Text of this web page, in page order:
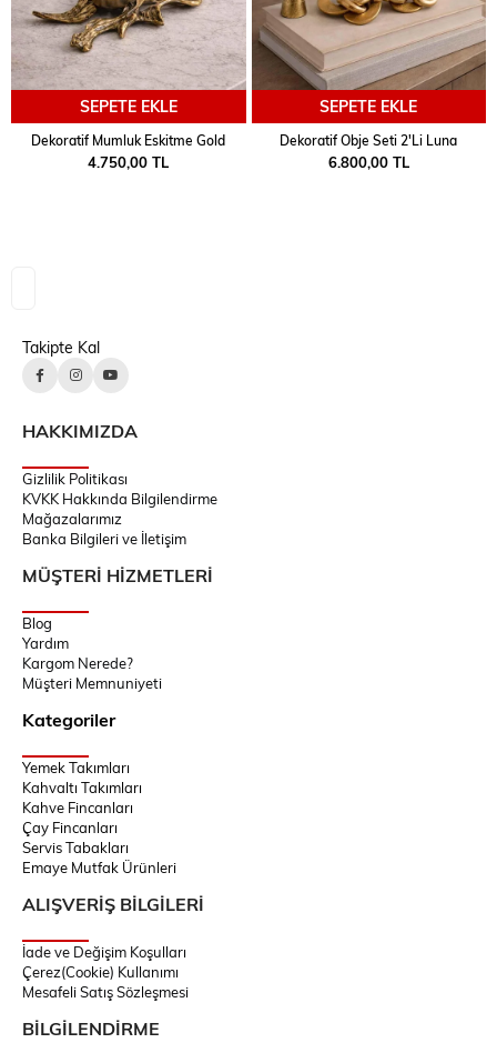
SEPETE EKLE
Dekoratif Mumluk Eskitme Gold
4.750,00 TL
SEPETE EKLE
Dekoratif Obje Seti 2'Li Luna
6.800,00 TL
Takipte Kal
HAKKIMIZDA
Gizlilik Politikası
KVKK Hakkında Bilgilendirme
Mağazalarımız
Banka Bilgileri ve İletişim
MÜŞTERİ HİZMETLERİ
Blog
Yardım
Kargom Nerede?
Müşteri Memnuniyeti
Kategoriler
Yemek Takımları
Kahvaltı Takımları
Kahve Fincanları
Çay Fincanları
Servis Tabakları
Emaye Mutfak Ürünleri
ALIŞVERİŞ BİLGİLERİ
İade ve Değişim Koşulları
Çerez(Cookie) Kullanımı
Mesafeli Satış Sözleşmesi
BİLGİLENDİRME